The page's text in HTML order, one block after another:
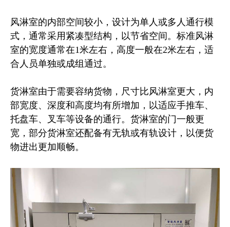
风淋室的内部空间较小，设计为单人或多人通行模
式，通常采用紧凑型结构，以节省空间。标准风淋
室的宽度通常在1米左右，高度一般在2米左右，适
合人员单独或成组通过。
货淋室由于需要容纳货物，尺寸比风淋室更大，内
部宽度、深度和高度均有所增加，以适应手推车、
托盘车、叉车等设备的通行。货淋室的门一般更
宽，部分货淋室还配备有无轨或有轨设计，以便货
物进出更加顺畅。